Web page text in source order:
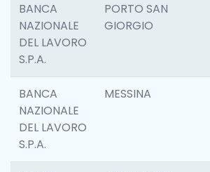
BANCA
NAZIONALE
DEL LAVORO
S.P.A.
PORTO SAN
GIORGIO
BANCA
NAZIONALE
DEL LAVORO
S.P.A.
MESSINA